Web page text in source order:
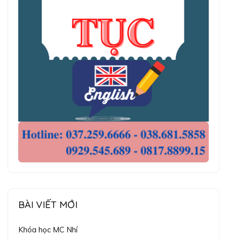
BÀI VIẾT MỚI
Khóa học MC Nhí